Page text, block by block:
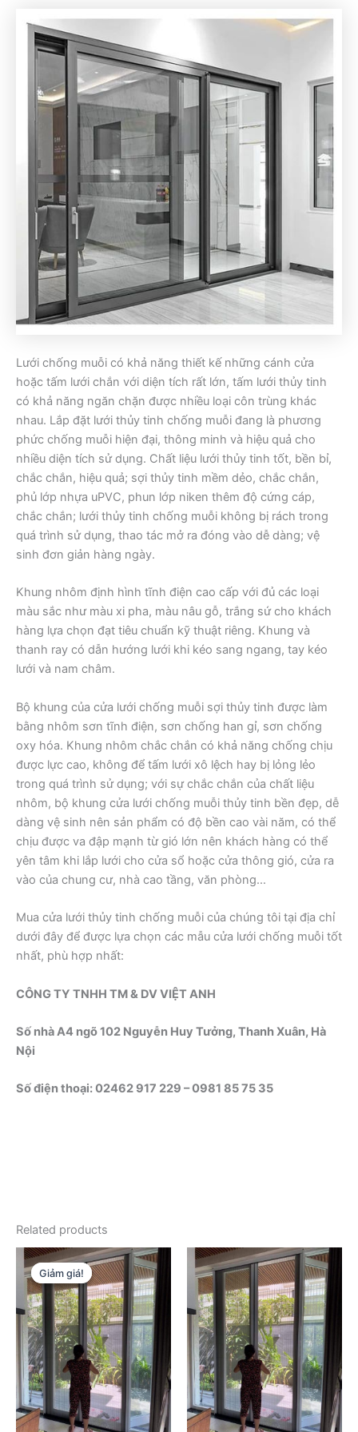
Lưới chống muỗi có khả năng thiết kế những cánh cửa
hoặc tấm lưới chắn với diện tích rất lớn, tấm lưới thủy tinh
có khả năng ngăn chặn được nhiều loại côn trùng khác
nhau. Lắp đặt lưới thủy tinh chống muỗi đang là phương
phức chống muỗi hiện đại, thông minh và hiệu quả cho
nhiều diện tích sử dụng. Chất liệu lưới thủy tinh tốt, bền bỉ,
chắc chắn, hiệu quả; sợi thủy tinh mềm dẻo, chắc chắn,
phủ lớp nhựa uPVC, phun lớp niken thêm độ cứng cáp,
chắc chắn; lưới thủy tinh chống muỗi không bị rách trong
quá trình sử dụng, thao tác mở ra đóng vào dễ dàng; vệ
sinh đơn giản hàng ngày.
Khung nhôm định hình tĩnh điện cao cấp với đủ các loại
màu sắc như màu xi pha, màu nâu gỗ, trắng sứ cho khách
hàng lựa chọn đạt tiêu chuẩn kỹ thuật riêng. Khung và
thanh ray có dẫn hướng lưới khi kéo sang ngang, tay kéo
lưới và nam châm.
Bộ khung của cửa lưới chống muỗi sợi thủy tinh được làm
bằng nhôm sơn tĩnh điện, sơn chống han gỉ, sơn chống
oxy hóa. Khung nhôm chắc chắn có khả năng chống chịu
được lực cao, không để tấm lưới xô lệch hay bị lỏng lẻo
trong quá trình sử dụng; với sự chắc chắn của chất liệu
nhôm, bộ khung cửa lưới chống muỗi thủy tinh bền đẹp, dễ
dàng vệ sinh nên sản phẩm có độ bền cao vài năm, có thể
chịu được va đập mạnh từ gió lớn nên khách hàng có thể
yên tâm khi lắp lưới cho cửa sổ hoặc cửa thông gió, cửa ra
vào của chung cư, nhà cao tầng, văn phòng…
Mua cửa lưới thủy tinh chống muỗi của chúng tôi tại địa chỉ
dưới đây để được lựa chọn các mẫu cửa lưới chống muỗi tốt
nhất, phù hợp nhất:
CÔNG TY TNHH TM & DV VIỆT ANH
Số nhà A4 ngõ 102 Nguyễn Huy Tưởng, Thanh Xuân, Hà
Nội
Số điện thoại: 02462 917 229 – 0981 85 75 35
Related products
Giảm giá!
Giảm giá!